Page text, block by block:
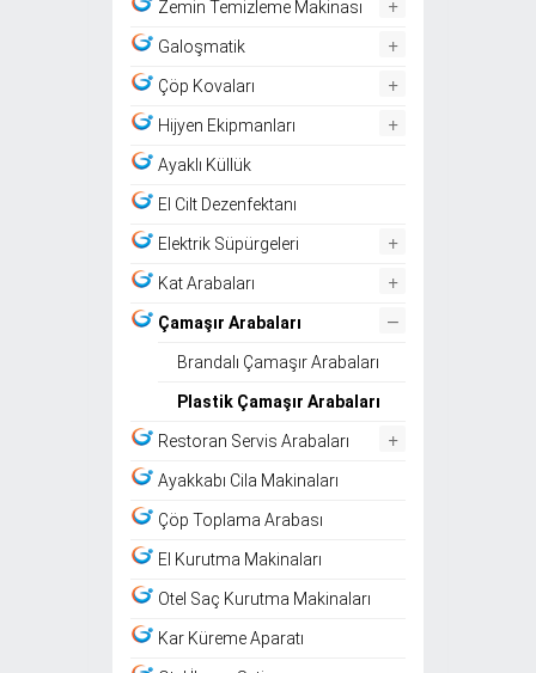
Zemin Temizleme Makinası
Galoşmatik +
Çöp Kovaları +
Hijyen Ekipmanları +
Ayaklı Küllük
El Cilt Dezenfektanı
Elektrik Süpürgeleri +
Kat Arabaları +
Çamaşır Arabaları –
Brandalı Çamaşır Arabaları
Plastik Çamaşır Arabaları
Restoran Servis Arabaları +
Ayakkabı Cila Makinaları
Çöp Toplama Arabası
El Kurutma Makinaları
Otel Saç Kurutma Makinaları
Kar Küreme Aparatı